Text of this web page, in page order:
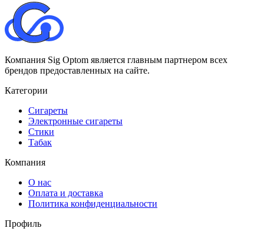
Компания Sig Optom является главным партнером всех
брендов предоставленных на сайте.
Категории
Сигареты
Электронные сигареты
Стики
Табак
Компания
О нас
Оплата и доставка
Политика конфиденциальности
Профиль